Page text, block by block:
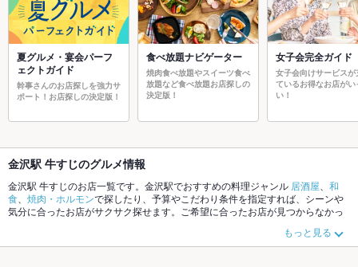
夏グルメ・宴会パーフ
ェクトガイド
幹事さんのお店探しを強力サ
ポート！お店探しの決定版！
食べ放題ナビゲーター
焼肉食べ放題やスイーツ食べ
放題など食べ放題お店探しの
決定版！
女子会完全ガイド
女子会向けサービスが
ているお得なお店がい
い！
金沢駅 牛すじのグルメ情報
金沢駅 牛すじのお店一覧です。金沢駅でおすすめの料理ジャンル 居酒屋
和
食
焼肉・ホルモンで探したり、予算やこだわり条件を指定すれば、シーンや
気分に合ったお店がサクサク探せます。ご希望に合ったお店が見つからなかっ
てください。ホットペッパーグルメなら、お得なクーポンはもちろん、こだわ
りメニューからあげ、お茶漬け、手羽先や季節のおすすめ料理など、お店の最
もっと見る